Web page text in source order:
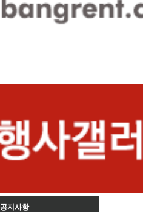
공지사항